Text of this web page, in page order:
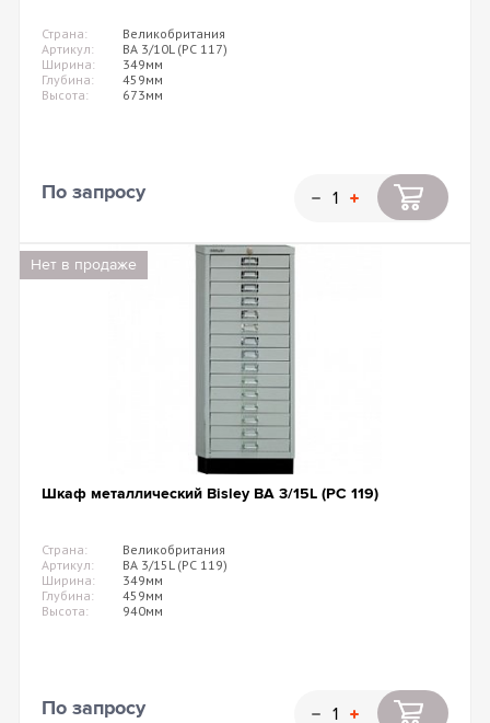
Страна:
Великобритания
Артикул:
BA 3/10L (PC 117)
Ширина:
349мм
Глубина:
459мм
Высота:
673мм
По запросу
Нет в продаже
Шкаф металлический Bisley BA 3/15L (PC 119)
Страна:
Великобритания
Артикул:
BA 3/15L (PC 119)
Ширина:
349мм
Глубина:
459мм
Высота:
940мм
По запросу